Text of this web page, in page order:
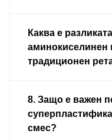
Каква е
аминокиселинен
традиционен
8. Защо е важен
смес?